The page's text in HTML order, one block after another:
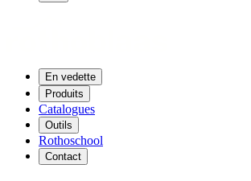
En vedette
Produits
Catalogues
Outils
Rothoschool
Contact